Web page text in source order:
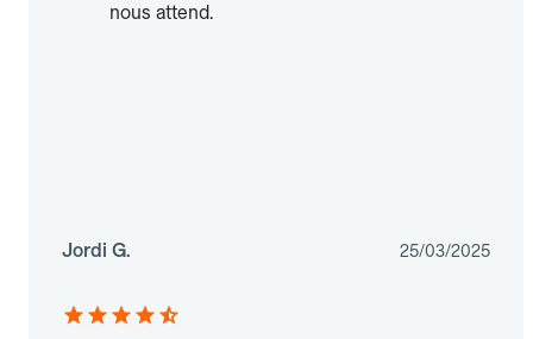
nous attend.
Jordi G. 25/03/2025